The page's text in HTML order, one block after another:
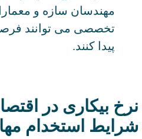
مهندسان سازه و
تخصصی می ‌توانند
پیدا کنند.
نرخ بیکاری در
شرایط استخدام